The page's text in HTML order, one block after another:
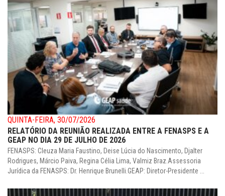
QUINTA-FEIRA, 30/07/2026
RELATÓRIO DA REUNIÃO REALIZADA ENTRE A FENASPS E A
GEAP NO DIA 29 DE JULHO DE 2026
FENASPS: Cleuza Maria Faustino, Deise Lúcia do Nascimento, Djalter
Rodrigues, Márcio Paiva, Regina Célia Lima, Valmiz Braz.Assessoria
Jurídica da FENASPS: Dr. Henrique Brunelli.GEAP: Diretor-Presidente ...